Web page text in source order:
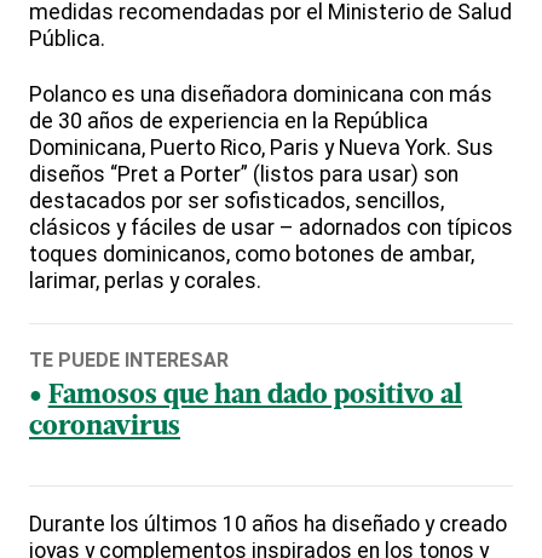
medidas recomendadas por el Ministerio de Salud
Pública.
Polanco es una diseñadora dominicana con más
de 30 años de experiencia en la República
Dominicana, Puerto Rico, Paris y Nueva York. Sus
diseños “Pret a Porter” (listos para usar) son
destacados por ser sofisticados, sencillos,
clásicos y fáciles de usar – adornados con típicos
toques dominicanos, como botones de ambar,
larimar, perlas y corales.
TE PUEDE INTERESAR
Famosos que han dado positivo al
coronavirus
Durante los últimos 10 años ha diseñado y creado
joyas y complementos inspirados en los tonos y